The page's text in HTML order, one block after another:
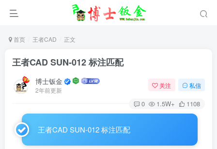
首页 王者CAD 正文
王者CAD SUN-012 标注匹配
博士钣金
2年前更新
关注 私信
0 1.5W+ 1108
王者CAD SUN-012 标注匹配